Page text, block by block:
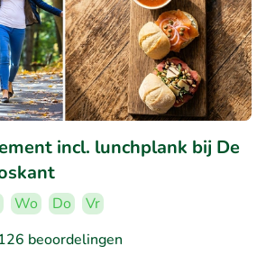
incl. lunchplank bij De
Wo Do
Vr
beoordelingen